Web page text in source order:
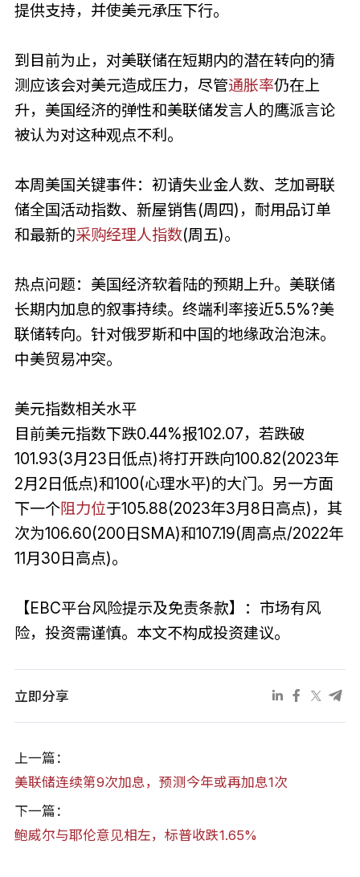
提供支持，并使美元承压下行。
到目前为止，对美联储在短期内的潜在转向的猜
测应该会对美元造成压力，尽管通胀率仍在上
升，美国经济的弹性和美联储发言人的鹰派言论
被认为对这种观点不利。
本周美国关键事件：初请失业金人数、芝加哥联
储全国活动指数、新屋销售(周四)，耐用品订单
和最新的采购经理人指数(周五)。
热点问题：美国经济软着陆的预期上升。美联储
长期内加息的叙事持续。终端利率接近5.5%?美
联储转向。针对俄罗斯和中国的地缘政治泡沫。
中美贸易冲突。
美元指数相关水平
目前美元指数下跌0.44%报102.07，若跌破
101.93(3月23日低点)将打开跌向100.82(2023年
2月2日低点)和100(心理水平)的大门。另一方面
下一个阻力位于105.88(2023年3月8日高点)，其
次为106.60(200日SMA)和107.19(周高点/2022年
11月30日高点)。
【EBC平台风险提示及免责条款】：市场有风
险，投资需谨慎。本文不构成投资建议。
立即分享
上一篇：
美联储连续第9次加息，预测今年或再加息1次
下一篇：
鲍威尔与耶伦意见相左，标普收跌1.65%